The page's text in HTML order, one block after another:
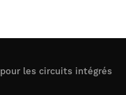
les circuits intégrés